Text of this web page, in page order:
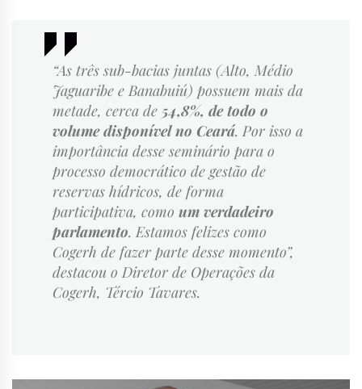
“As três sub-bacias juntas (Alto, Médio
Jaguaribe e Banabuiú) possuem mais da
metade, cerca de 54,8%, de todo o
volume disponível no Ceará. Por isso a
importância desse seminário para o
processo democrático de gestão de
reservas hídricos, de forma
participativa, como um verdadeiro
parlamento. Estamos felizes como
Cogerh de fazer parte desse momento”,
destacou o Diretor de Operações da
Cogerh, Tércio Tavares.